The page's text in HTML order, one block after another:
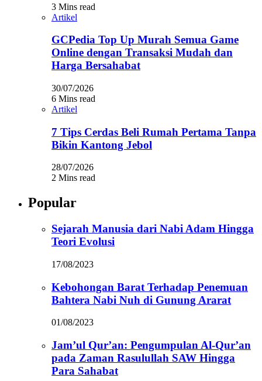
3 Mins read
Artikel
GCPedia Top Up Murah Semua Game
Online dengan Transaksi Mudah dan
Harga Bersahabat
30/07/2026
6 Mins read
Artikel
7 Tips Cerdas Beli Rumah Pertama Tanpa
Bikin Kantong Jebol
28/07/2026
2 Mins read
Popular
Sejarah Manusia dari Nabi Adam Hingga
Teori Evolusi
17/08/2023
Kebohongan Barat Terhadap Penemuan
Bahtera Nabi Nuh di Gunung Ararat
01/08/2023
Jam’ul Qur’an: Pengumpulan Al-Qur’an
pada Zaman Rasulullah SAW Hingga
Para Sahabat